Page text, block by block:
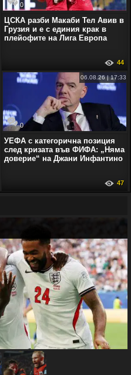
0
ЦСКА разби Макаби Тел Авив в
Грузия и е с единия крак в
плейофите на Лига Европа
44
0
06.08.26 | 17:33
УЕФА с категорична позиция
след кризата във ФИФА: „Няма
доверие“ на Джани Инфантино
47